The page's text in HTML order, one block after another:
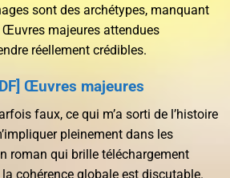
sont des archétypes, manquant
majeures attendues
réellement crédibles.
Œuvres majeures
faux, ce qui m’a sorti de l’histoire
pleinement dans les
roman qui brille téléchargement
cohérence globale est discutable.